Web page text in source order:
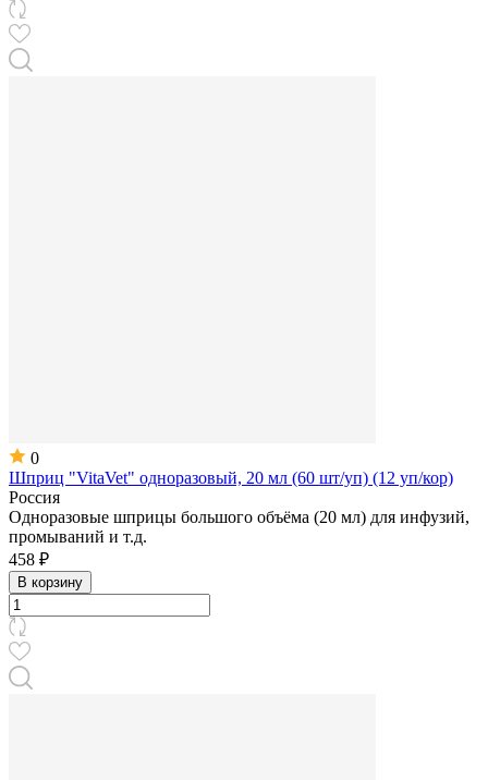
0
Шприц "VitaVet" одноразовый, 20 мл (60 шт/уп) (12 уп/кор)
Россия
Одноразовые шприцы большого объёма (20 мл) для инфузий,
промываний и т.д.
458 ₽
В корзину